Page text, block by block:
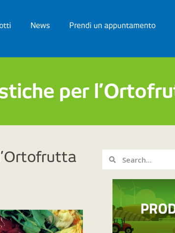
News Prendi un appuntamento
per